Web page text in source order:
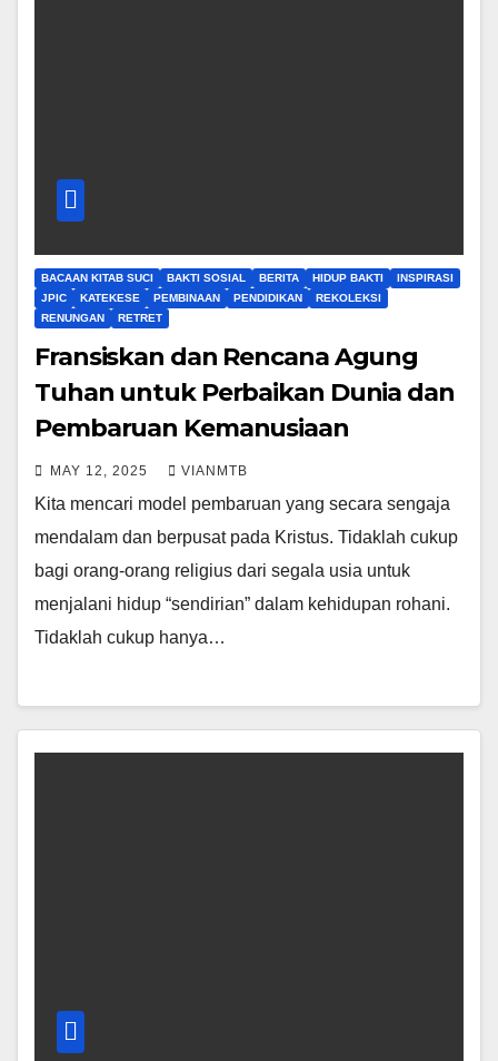
BACAAN KITAB SUCI BAKTI SOSIAL BERITA HIDUP BAKTI
INSPIRASI
JPIC
KATEKESE PEMBINAAN PENDIDIKAN
REKOLEKSI
RENUNGAN
RETRET
Fransiskan dan Rencana Agung
Tuhan untuk Perbaikan Dunia dan
Pembaruan Kemanusiaan
MAY 12, 2025 VIANMTB
Kita mencari model pembaruan yang secara sengaja
mendalam dan berpusat pada Kristus. Tidaklah cukup
bagi orang-orang religius dari segala usia untuk
menjalani hidup “sendirian” dalam kehidupan rohani.
Tidaklah cukup hanya…